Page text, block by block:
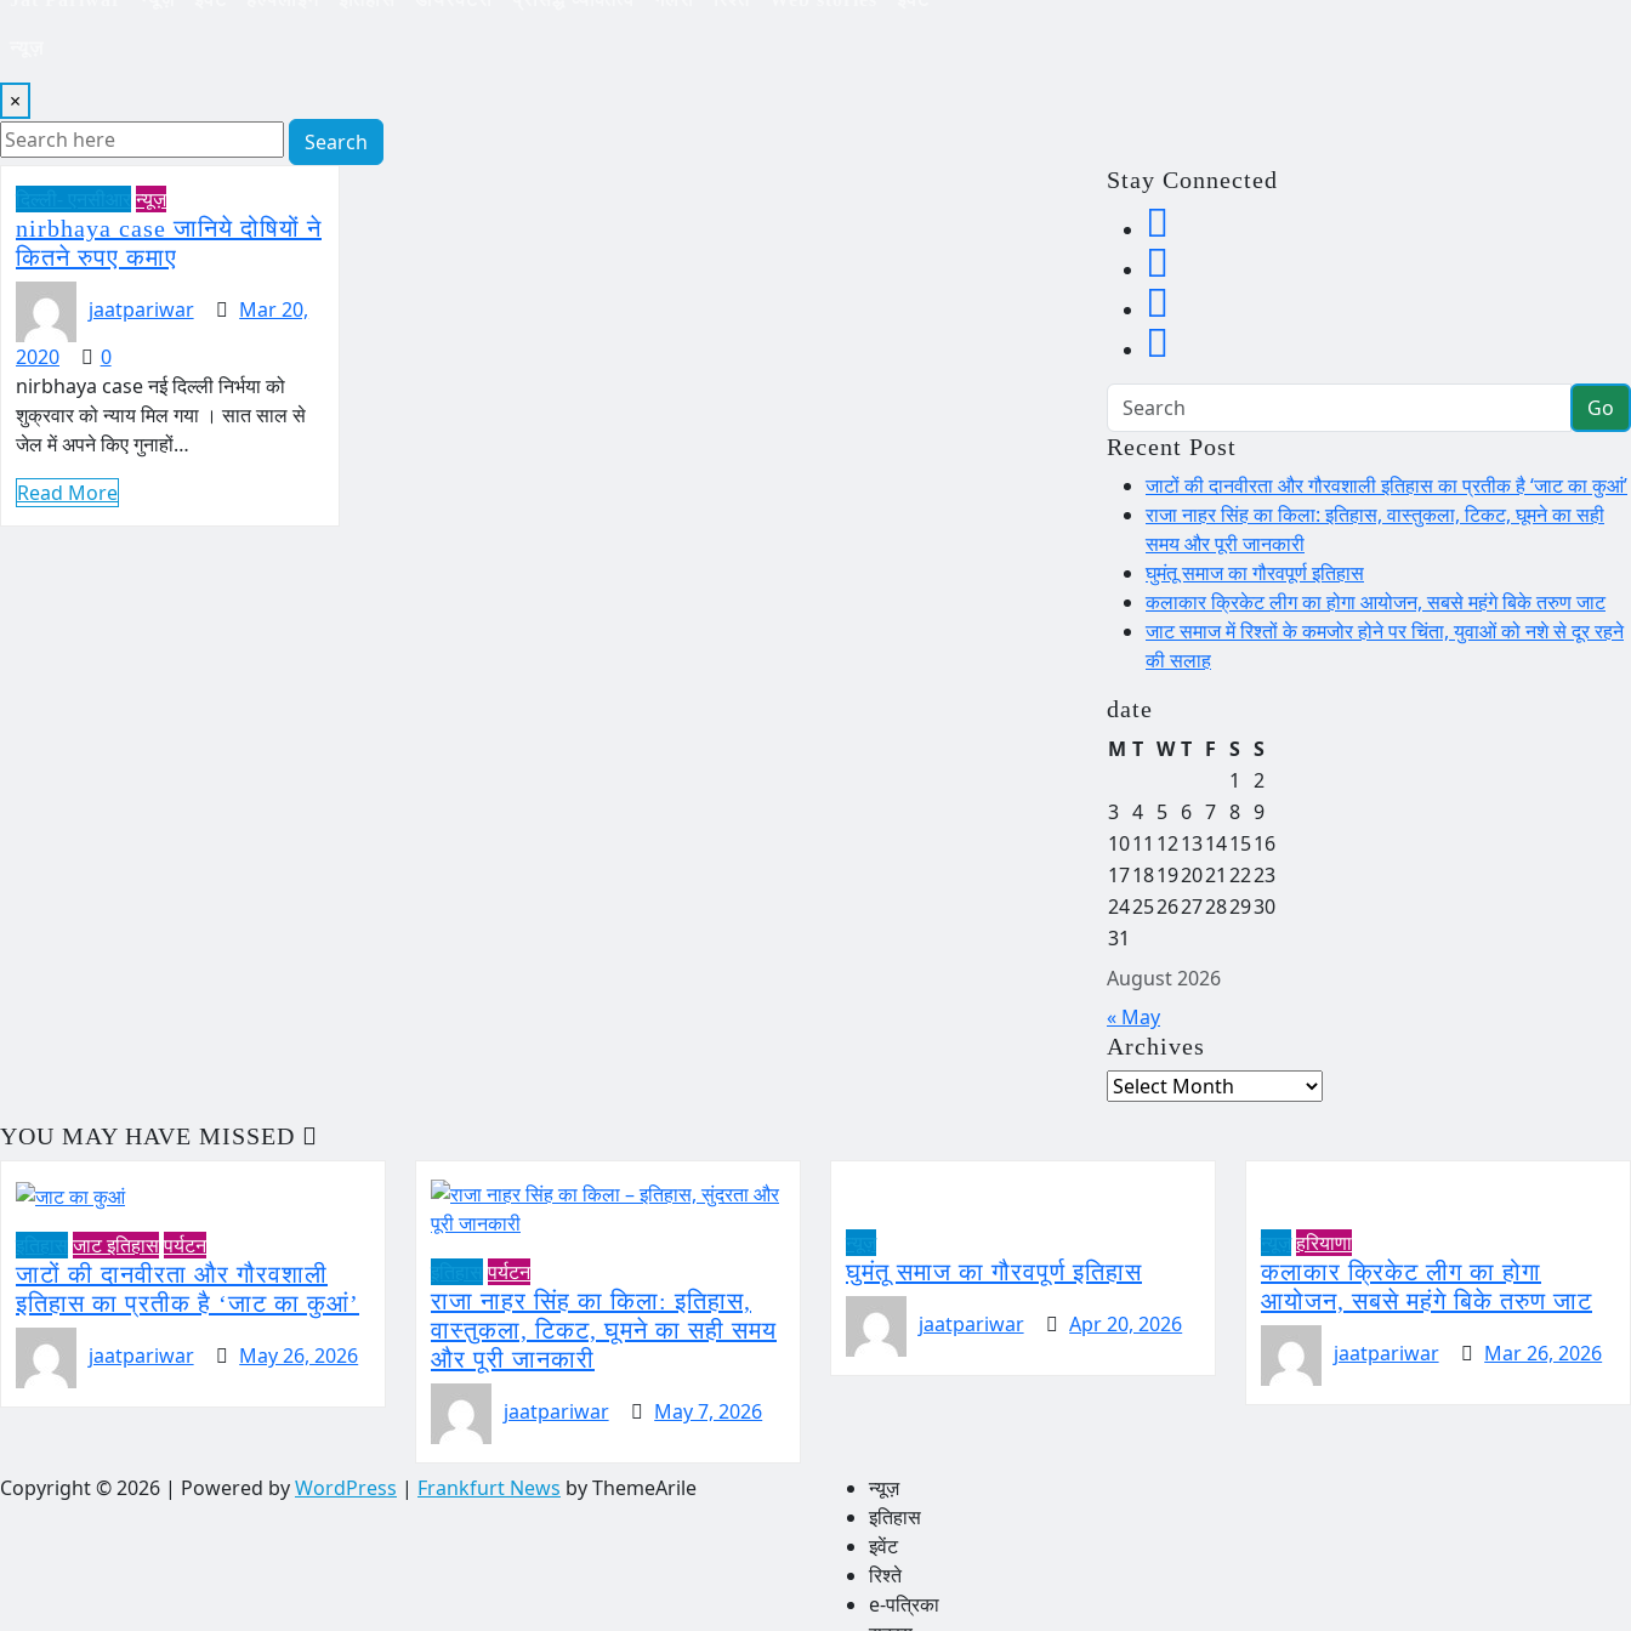
×
Search
न्यूज़
nirbhaya case जानिये दोषियों ने
कितने रुपए कमाए
jaatpariwar
Mar 20,
2020
0
nirbhaya case नई दिल्ली निर्भया को
शुक्रवार को न्याय मिल गया । सात साल से
जेल में अपने किए गुनाहों…
Read More
Stay Connected
Go
Recent Post
जाटों की दानवीरता और गौरवशाली इतिहास का प्रतीक है ‘जाट का कुआं’
राजा नाहर सिंह का किला: इतिहास, वास्तुकला, टिकट, घूमने का सही
समय और पूरी जानकारी
घुमंतू समाज का गौरवपूर्ण इतिहास
कलाकार क्रिकेट लीग का होगा आयोजन, सबसे महंगे बिके तरुण जाट
जाट समाज में रिश्तों के कमजोर होने पर चिंता, युवाओं को नशे से दूर रहने
की सलाह
date
August 2026
M T W T F S S
1
2
3 4 5 6 7 8 9
1011 1213141516
1718192021 2223
24252627282930
31
« May
Archives
Archives
YOU MAY HAVE MISSED
जाट इतिहासपर्यटन
जाटों की दानवीरता और गौरवशाली
इतिहास का प्रतीक है ‘जाट का कुआं’
jaatpariwar
May 26, 2026
पर्यटन
राजा नाहर सिंह का किला: इतिहास,
वास्तुकला, टिकट, घूमने का सही समय
और पूरी जानकारी
jaatpariwar
May 7, 2026
घुमंतू समाज का गौरवपूर्ण इतिहास
jaatpariwar
Apr 20, 2026
हरियाणा
कलाकार क्रिकेट लीग का होगा
आयोजन, सबसे महंगे बिके तरुण जाट
jaatpariwar
Mar 26, 2026
Copyright © 2026 | Powered byWordPress | Frankfurt News by ThemeArile
न्यूज़
इतिहास
इवेंट
रिश्ते
e-पत्रिका